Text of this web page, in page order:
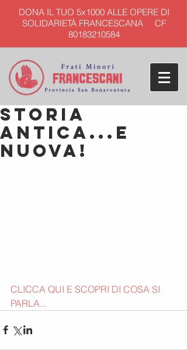
DONA IL TUO 5x1000 ALLE OPERE DI
SOLIDARIETÀ FRANCESCANA CF
80183210584
Storia
antica...e
nuova!
CLICCA QUI E SCOPRI DI COSA SI
PARLA...